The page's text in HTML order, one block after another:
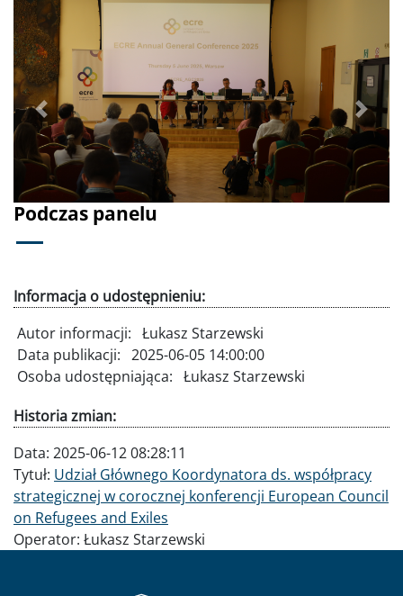
Podczas panelu
Poprzednie Dalej
Informacja o udostępnieniu:
Autor informacji: Łukasz Starzewski
Data publikacji: 2025-06-05 14:00:00
Osoba udostępniająca: Łukasz Starzewski
Historia zmian:
Data: 2025-06-12 08:28:11
Tytuł: Udział Głównego Koordynatora ds. współpracy
strategicznej w corocznej konferencji European Council
on Refugees and Exiles
Operator: Łukasz Starzewski